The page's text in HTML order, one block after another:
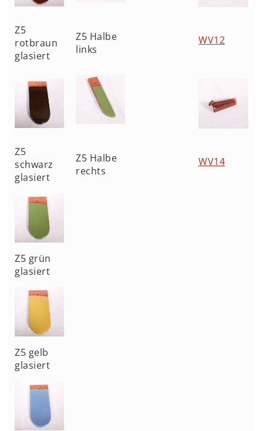
Z5
rotbraun
glasiert
Z5 Halbe
links
WV12
Z5
schwarz
glasiert
Z5 Halbe
rechts
WV14
Z5 grün
glasiert
Z5 gelb
glasiert